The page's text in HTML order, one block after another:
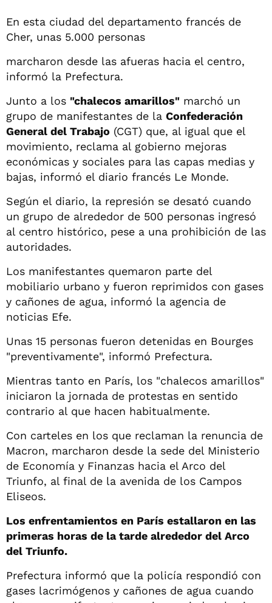
En esta ciudad del departamento francés de
Cher, unas 5.000 personas
marcharon desde las afueras hacia el centro,
informó la Prefectura.
Junto a los "chalecos amarillos" marchó un
grupo de manifestantes de la Confederación
General del Trabajo (CGT) que, al igual que el
movimiento, reclama al gobierno mejoras
económicas y sociales para las capas medias y
bajas, informó el diario francés Le Monde.
Según el diario, la represión se desató cuando
un grupo de alrededor de 500 personas ingresó
al centro histórico, pese a una prohibición de las
autoridades.
Los manifestantes quemaron parte del
mobiliario urbano y fueron reprimidos con gases
y cañones de agua, informó la agencia de
noticias Efe.
Unas 15 personas fueron detenidas en Bourges
"preventivamente", informó Prefectura.
Mientras tanto en París, los "chalecos amarillos"
iniciaron la jornada de protestas en sentido
contrario al que hacen habitualmente.
Con carteles en los que reclaman la renuncia de
Macron, marcharon desde la sede del Ministerio
de Economía y Finanzas hacia el Arco del
Triunfo, al final de la avenida de los Campos
Eliseos.
Los enfrentamientos en París estallaron en las
primeras horas de la tarde alrededor del Arco
del Triunfo.
Prefectura informó que la policía respondió con
gases lacrimógenos y cañones de agua cuando